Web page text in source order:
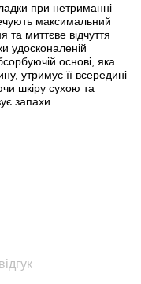
при нетриманні
максимальний
та миттєве відчуття
удосконаленій
основі, яка
утримує її всередині
шкіру сухою та
запахи.